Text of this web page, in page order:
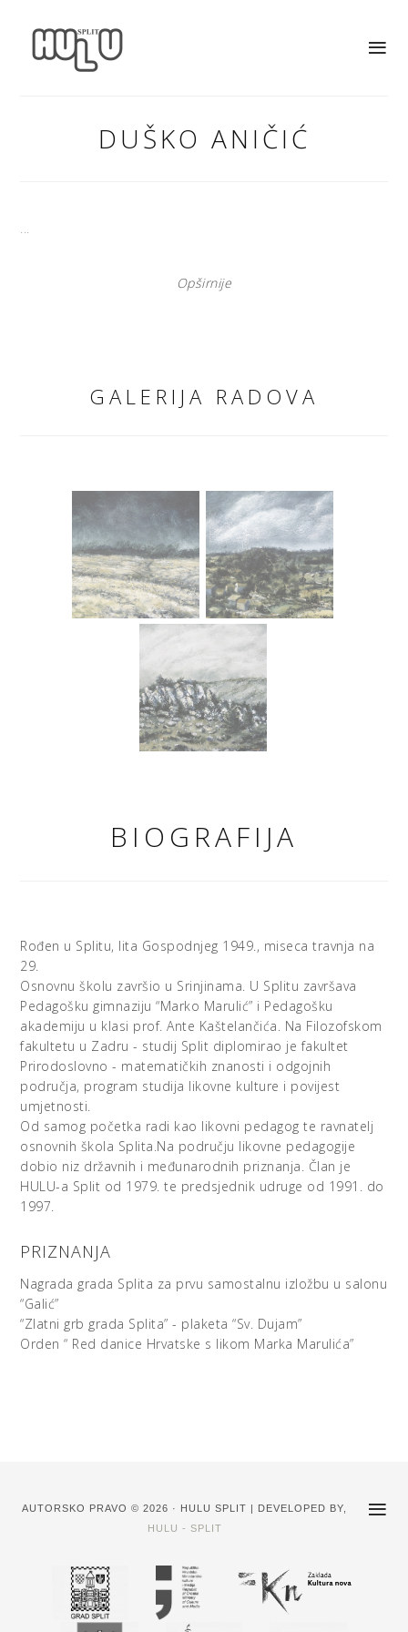
DUŠKO ANIČIĆ
...
Opširnije
GALERIJA RADOVA
BIOGRAFIJA
Rođen u Splitu, lita Gospodnjeg 1949., miseca travnja na
29.
Osnovnu školu završio u Srinjinama. U Splitu završava
Pedagošku gimnaziju “Marko Marulić” i Pedagošku
akademiju u klasi prof. Ante Kaštelančića. Na Filozofskom
fakultetu u Zadru - studij Split diplomirao je fakultet
Prirodoslovno - matematičkih znanosti i odgojnih
područja, program studija likovne kulture i povijest
umjetnosti.
Od samog početka radi kao likovni pedagog te ravnatelj
osnovnih škola Splita.Na području likovne pedagogije
dobio niz državnih i međunarodnih priznanja. Član je
HULU-a Split od 1979. te predsjednik udruge od 1991. do
1997.
PRIZNANJA
Nagrada grada Splita za prvu samostalnu izložbu u salonu
“Galić”
“Zlatni grb grada Splita” - plaketa “Sv. Dujam”
Orden “ Red danice Hrvatske s likom Marka Marulića”
AUTORSKO PRAVO © 2026 · HULU SPLIT | DEVELOPED BY,
HULU - SPLIT